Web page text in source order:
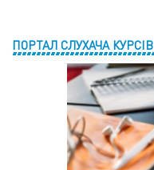
ПОРТАЛ СЛУХАЧА КУРСІВ